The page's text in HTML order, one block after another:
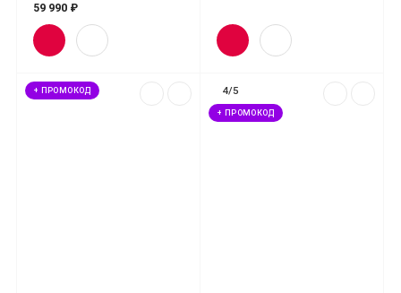
59 990 ₽
+ ПРОМОКОД 4/5
+ ПРОМОКОД